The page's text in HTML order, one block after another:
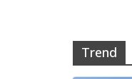
Trend